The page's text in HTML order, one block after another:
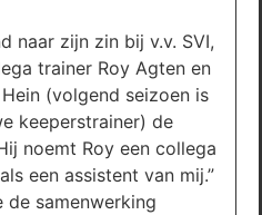
naar zijn zin bij v.v. SVI,
trainer Roy Agten en
(volgend seizoen is
keeperstrainer) de
noemt Roy een collega
een assistent van mij.”
de samenwerking